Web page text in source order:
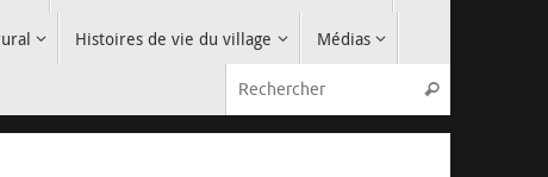
Histoires de vie du village
Médias
Rechercher